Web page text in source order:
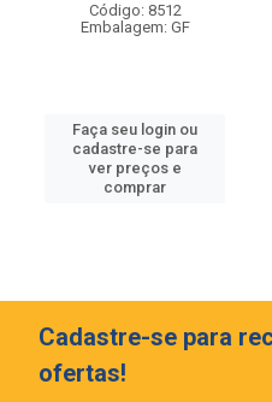
Código: 8512
Embalagem: GF
Faça seu login ou
cadastre-se para
ver preços e
comprar
Cadastre-se para
ofertas!